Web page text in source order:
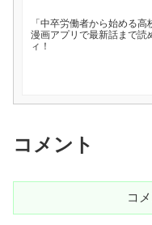
「中卒労働者から始める高
漫画アプリで最新話まで読
ィ！
コメント
コ